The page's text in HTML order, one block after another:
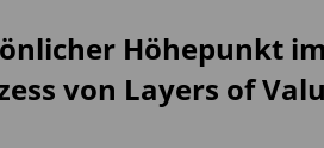
Höhepunkt im
von Layers of